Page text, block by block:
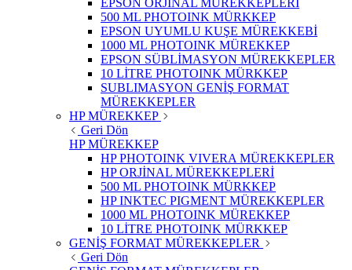
EPSON ORJİNAL MÜREKKEPLERİ
500 ML PHOTOINK MÜRKKEP
EPSON UYUMLU KUŞE MÜREKKEBİ
1000 ML PHOTOINK MÜREKKEP
EPSON SÜBLİMASYON MÜREKKEPLER
10 LİTRE PHOTOINK MÜRKKEP
SUBLIMASYON GENİŞ FORMAT
MÜREKKEPLER
HP MÜREKKEP
Geri Dön
HP MÜREKKEP
HP PHOTOINK VIVERA MÜREKKEPLER
HP ORJİNAL MÜREKKEPLERİ
500 ML PHOTOINK MÜRKKEP
HP INKTEC PIGMENT MÜREKKEPLER
1000 ML PHOTOINK MÜREKKEP
10 LİTRE PHOTOINK MÜRKKEP
GENİŞ FORMAT MÜREKKEPLER
Geri Dön